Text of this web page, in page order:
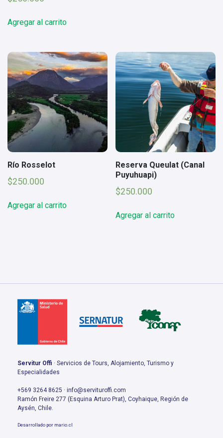
Agregar al carrito
Río Rosselot
$250.000
Agregar al carrito
Reserva Queulat (Canal
Puyuhuapi)
$250.000
Agregar al carrito
Servitur Offi · Servicios de Tours, Alojamiento, Turismo y
Especialidades
+569 3264 8625 · info@servituroffi.com
Ramón Freire 277 (Esquina Arturo Prat), Coyhaique, Región de
Aysén, Chile.
Desarrollado por mario.cl